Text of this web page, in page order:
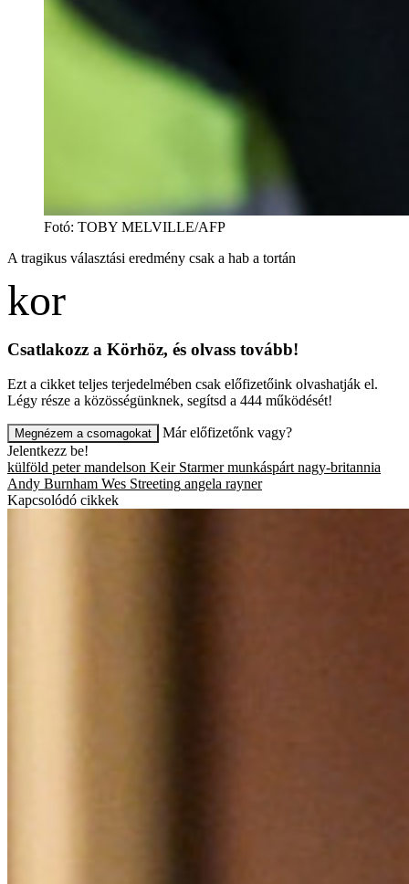
Fotó: TOBY MELVILLE/AFP
A tragikus választási eredmény csak a hab a tortán
Csatlakozz a Körhöz, és olvass tovább!
Ezt a cikket teljes terjedelmében csak előfizetőink olvashatják el.
Légy része a közösségünknek, segítsd a 444 működését!
Megnézem a csomagokat
Már előfizetőnk vagy?
Jelentkezz be!
külföld peter mandelson Keir Starmer munkáspárt nagy-britannia
Andy Burnham Wes Streeting angela rayner
Kapcsolódó cikkek